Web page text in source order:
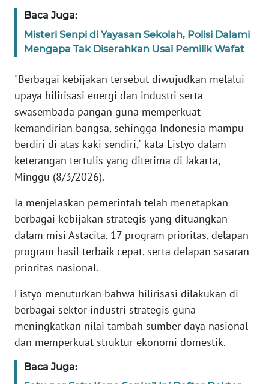
Baca Juga:
Misteri Senpi di Yayasan Sekolah, Polisi Dalami
Mengapa Tak Diserahkan Usai Pemilik Wafat
"Berbagai kebijakan tersebut diwujudkan melalui
upaya hilirisasi energi dan industri serta
swasembada pangan guna memperkuat
kemandirian bangsa, sehingga Indonesia mampu
berdiri di atas kaki sendiri," kata Listyo dalam
keterangan tertulis yang diterima di Jakarta,
Minggu (8/3/2026).
Ia menjelaskan pemerintah telah menetapkan
berbagai kebijakan strategis yang dituangkan
dalam misi Astacita, 17 program prioritas, delapan
program hasil terbaik cepat, serta delapan sasaran
prioritas nasional.
Listyo menuturkan bahwa hilirisasi dilakukan di
berbagai sektor industri strategis guna
meningkatkan nilai tambah sumber daya nasional
dan memperkuat struktur ekonomi domestik.
Baca Juga:
MEDIA
SIBER
KARIR
DISCLAIMER
Wahana
Regional
SUMUT
WN
JAKARTA
WN
JABAR
WN